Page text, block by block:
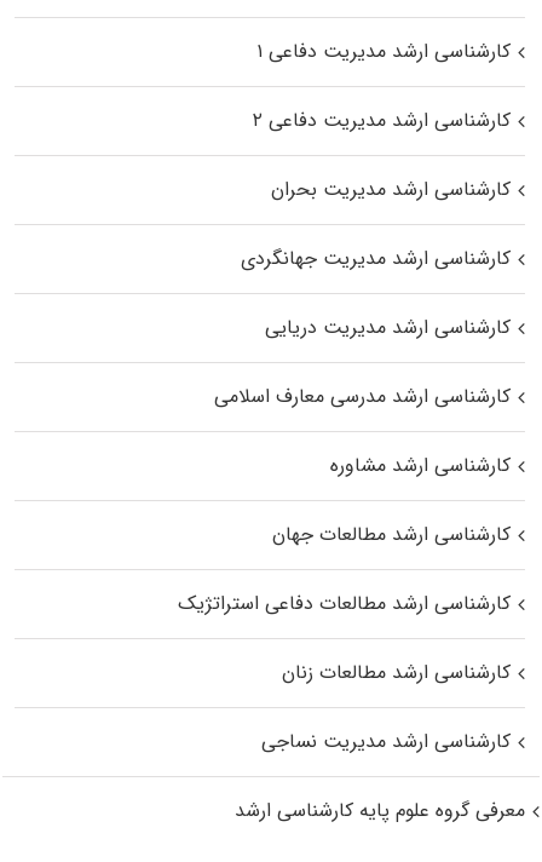
کارشناسی ارشد مدیریت دفاعی ۱
کارشناسی ارشد مدیریت دفاعی ۲
کارشناسی ارشد مدیریت بحران
کارشناسی ارشد مدیریت جهانگردی
کارشناسی ارشد مدیریت دریایی
کارشناسی ارشد مدرسی معارف اسلامی
کارشناسی ارشد مشاوره
کارشناسی ارشد مطالعات جهان
کارشناسی ارشد مطالعات دفاعی استراتژیک
کارشناسی ارشد مطالعات زنان
کارشناسی ارشد مدیریت نساجی
معرفی گروه علوم پایه کارشناسی ارشد